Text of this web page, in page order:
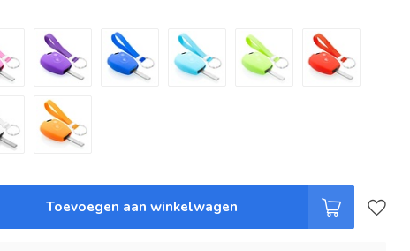
Toevoegen aan winkelwagen